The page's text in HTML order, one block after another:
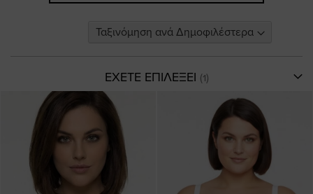
ΕΧΕΤΕ ΕΠΙΛΕΞΕΙ